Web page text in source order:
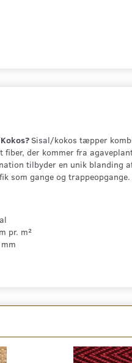
Sisal/kokos tæpper
der kommer fra
tilbyder en unik blanding
som gange og
pr. m²